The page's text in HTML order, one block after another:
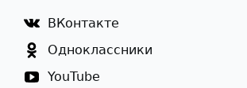
ВКонтакте
Одноклассники
YouTube